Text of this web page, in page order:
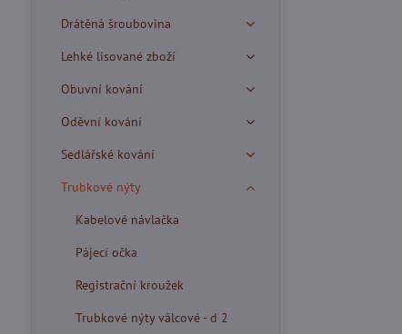
Drátěná šroubovina
Lehké lisované zboží
Obuvní kování
Oděvní kování
Sedlářské kování
Trubkové nýty
Kabelové návlačka
Pájecí očka
Registrační kroužek
Trubkové nýty válcové - d 2